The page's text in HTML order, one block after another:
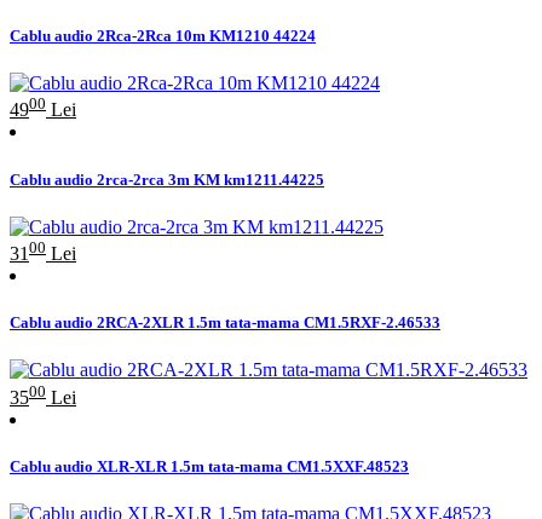
Cablu audio 2Rca-2Rca 10m KM1210 44224
4900 Lei
Cablu audio 2rca-2rca 3m KM km1211.44225
31 00 Lei
Cablu audio 2RCA-2XLR 1.5m tata-mama CM1.5RXF-2.46533
3500 Lei
Cablu audio XLR-XLR 1.5m tata-mama CM1.5XXF.48523